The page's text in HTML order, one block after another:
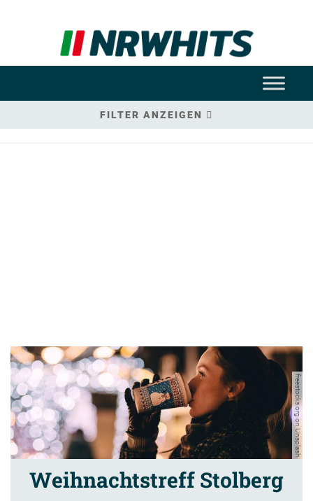
FILTER ANZEIGEN
freestocks.org on Unsplash
Weihnachtstreff Stolberg